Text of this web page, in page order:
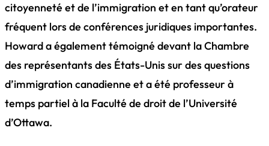
citoyenneté et de l’immigration et en tant qu’orateur
fréquent lors de conférences juridiques importantes.
Howard a également témoigné devant la Chambre
des représentants des États-Unis sur des questions
d’immigration canadienne et a été professeur à
temps partiel à la Faculté de droit de l’Université
d’Ottawa.